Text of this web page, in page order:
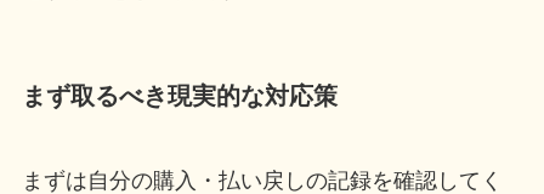
まず取るべき現実的な対応策
まずは自分の購入・払い戻しの記録を確認してく